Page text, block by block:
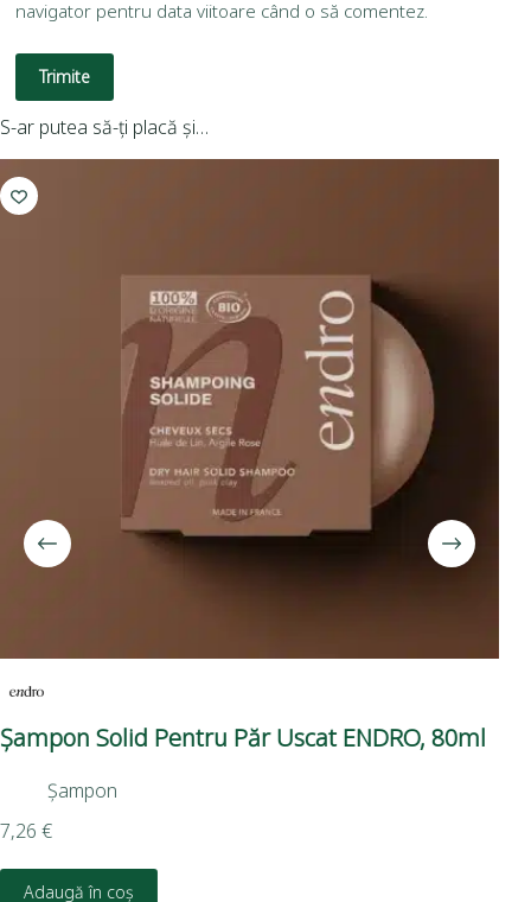
navigator pentru data viitoare când o să comentez.
Trimite
S-ar putea să-ți placă și…
Șampon Solid Pentru Păr Uscat ENDRO, 80ml
Șampon
7,26 €
Adaugă în coș